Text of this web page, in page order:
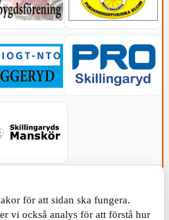
för att sidan ska fungera.
vi också analys för att förstå hur